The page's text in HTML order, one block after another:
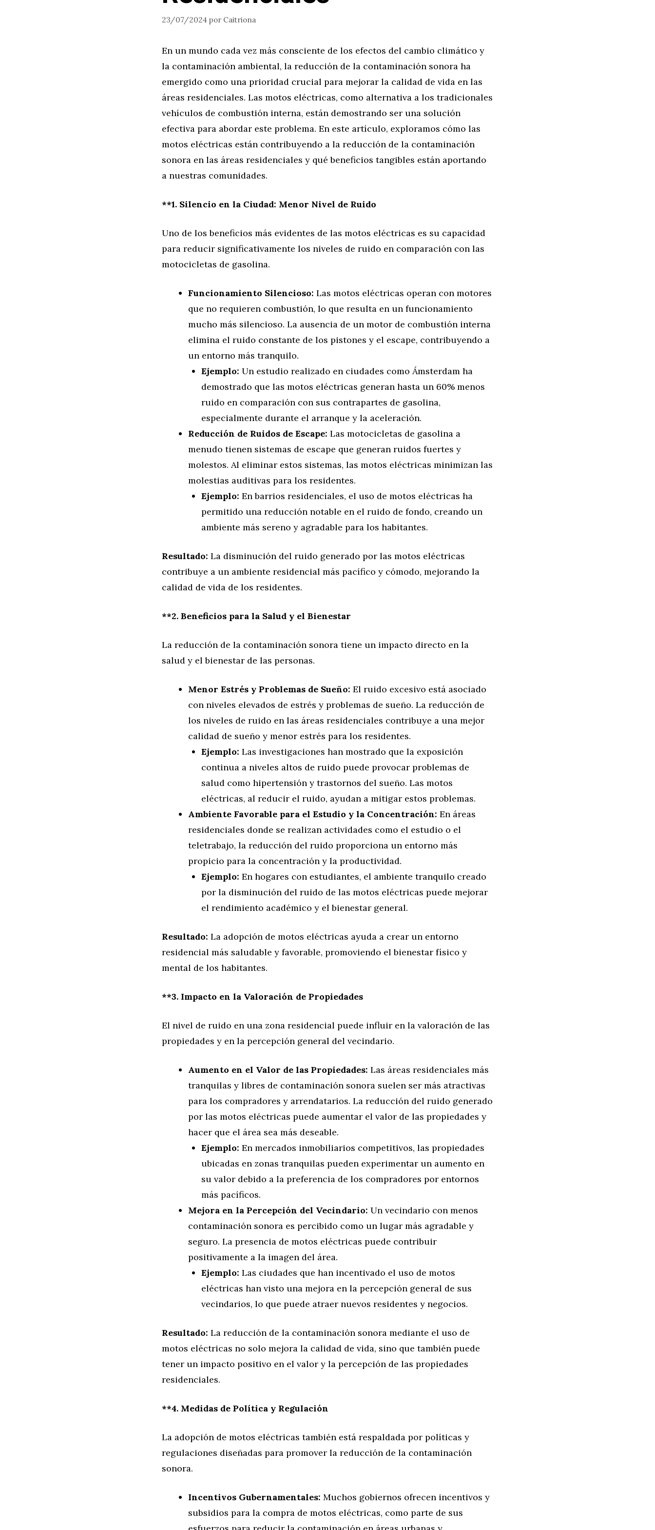
23/07/2024 por Caitriona
En un mundo cada vez más consciente de los efectos del cambio climático y
la contaminación ambiental, la reducción de la contaminación sonora ha
emergido como una prioridad crucial para mejorar la calidad de vida en las
áreas residenciales. Las motos eléctricas, como alternativa a los tradicionales
vehículos de combustión interna, están demostrando ser una solución
efectiva para abordar este problema. En este artículo, exploramos cómo las
motos eléctricas están contribuyendo a la reducción de la contaminación
sonora en las áreas residenciales y qué beneficios tangibles están aportando
a nuestras comunidades.
**1. Silencio en la Ciudad: Menor Nivel de Ruido
Uno de los beneficios más evidentes de las motos eléctricas es su capacidad
para reducir significativamente los niveles de ruido en comparación con las
motocicletas de gasolina.
Funcionamiento Silencioso: Las motos eléctricas operan con motores
que no requieren combustión, lo que resulta en un funcionamiento
mucho más silencioso. La ausencia de un motor de combustión interna
elimina el ruido constante de los pistones y el escape, contribuyendo a
un entorno más tranquilo.
Ejemplo: Un estudio realizado en ciudades como Ámsterdam ha
demostrado que las motos eléctricas generan hasta un 60% menos
ruido en comparación con sus contrapartes de gasolina,
especialmente durante el arranque y la aceleración.
Reducción de Ruidos de Escape: Las motocicletas de gasolina a
menudo tienen sistemas de escape que generan ruidos fuertes y
molestos. Al eliminar estos sistemas, las motos eléctricas minimizan las
molestias auditivas para los residentes.
Ejemplo: En barrios residenciales, el uso de motos eléctricas ha
permitido una reducción notable en el ruido de fondo, creando un
ambiente más sereno y agradable para los habitantes.
Resultado: La disminución del ruido generado por las motos eléctricas
contribuye a un ambiente residencial más pacífico y cómodo, mejorando la
calidad de vida de los residentes.
**2. Beneficios para la Salud y el Bienestar
La reducción de la contaminación sonora tiene un impacto directo en la
salud y el bienestar de las personas.
Menor Estrés y Problemas de Sueño: El ruido excesivo está asociado
con niveles elevados de estrés y problemas de sueño. La reducción de
los niveles de ruido en las áreas residenciales contribuye a una mejor
calidad de sueño y menor estrés para los residentes.
Ejemplo: Las investigaciones han mostrado que la exposición
continua a niveles altos de ruido puede provocar problemas de
salud como hipertensión y trastornos del sueño. Las motos
eléctricas, al reducir el ruido, ayudan a mitigar estos problemas.
Ambiente Favorable para el Estudio y la Concentración: En áreas
residenciales donde se realizan actividades como el estudio o el
teletrabajo, la reducción del ruido proporciona un entorno más
propicio para la concentración y la productividad.
Ejemplo: En hogares con estudiantes, el ambiente tranquilo creado
por la disminución del ruido de las motos eléctricas puede mejorar
el rendimiento académico y el bienestar general.
Resultado: La adopción de motos eléctricas ayuda a crear un entorno
residencial más saludable y favorable, promoviendo el bienestar físico y
mental de los habitantes.
**3. Impacto en la Valoración de Propiedades
El nivel de ruido en una zona residencial puede influir en la valoración de las
propiedades y en la percepción general del vecindario.
Aumento en el Valor de las Propiedades: Las áreas residenciales más
tranquilas y libres de contaminación sonora suelen ser más atractivas
para los compradores y arrendatarios. La reducción del ruido generado
por las motos eléctricas puede aumentar el valor de las propiedades y
hacer que el área sea más deseable.
Ejemplo: En mercados inmobiliarios competitivos, las propiedades
ubicadas en zonas tranquilas pueden experimentar un aumento en
su valor debido a la preferencia de los compradores por entornos
más pacíficos.
Mejora en la Percepción del Vecindario: Un vecindario con menos
contaminación sonora es percibido como un lugar más agradable y
seguro. La presencia de motos eléctricas puede contribuir
positivamente a la imagen del área.
Ejemplo: Las ciudades que han incentivado el uso de motos
eléctricas han visto una mejora en la percepción general de sus
vecindarios, lo que puede atraer nuevos residentes y negocios.
Resultado: La reducción de la contaminación sonora mediante el uso de
motos eléctricas no solo mejora la calidad de vida, sino que también puede
tener un impacto positivo en el valor y la percepción de las propiedades
residenciales.
**4. Medidas de Política y Regulación
La adopción de motos eléctricas también está respaldada por políticas y
regulaciones diseñadas para promover la reducción de la contaminación
sonora.
Incentivos Gubernamentales: Muchos gobiernos ofrecen incentivos y
subsidios para la compra de motos eléctricas, como parte de sus